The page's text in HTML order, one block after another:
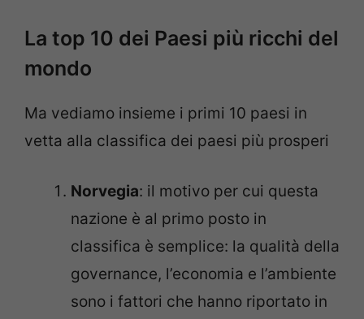
La top 10 dei Paesi più ricchi del
mondo
Ma vediamo insieme i primi 10 paesi in
vetta alla classifica dei paesi più prosperi
Norvegia: il motivo per cui questa
nazione è al primo posto in
classifica è semplice: la qualità della
governance, l’economia e l’ambiente
sono i fattori che hanno riportato in